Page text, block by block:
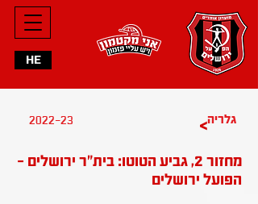
HE
2022-23 >גלריה
מחזור 2, גביע הטוטו: בית"ר ירושלים -
הפועל ירושלים